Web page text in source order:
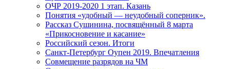
ОЧР 2019-2020 1 этап. Казань
Понятия «удобный — неудобный соперник».
Рассказ Сушинина, посвящённый 8 марта
«Прикосновение и касание»
Российский сезон. Итоги
Санкт-Петербург Оупен 2019. Впечатления
Совмещение разрядов на ЧМ